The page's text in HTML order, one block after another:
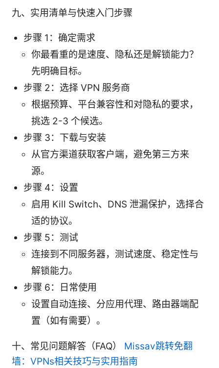
九、实用清单与快速入门步骤
步骤 1：确定需求
你最看重的是速度、隐私还是解锁能力？
先明确目标。
步骤 2：选择 VPN 服务商
根据预算、平台兼容性和对隐私的要求，
挑选 2-3 个候选。
步骤 3：下载与安装
从官方渠道获取客户端，避免第三方来
源。
步骤 4：设置
启用 Kill Switch、DNS 泄漏保护，选择合
适的协议。
步骤 5：测试
连接到不同服务器，测试速度、稳定性与
解锁能力。
步骤 6：日常使用
设置自动连接、分应用代理、路由器端配
置（如有需要）。
十、常见问题解答（FAQ） Missav跳转免翻
墙：VPNs相关技巧与实用指南